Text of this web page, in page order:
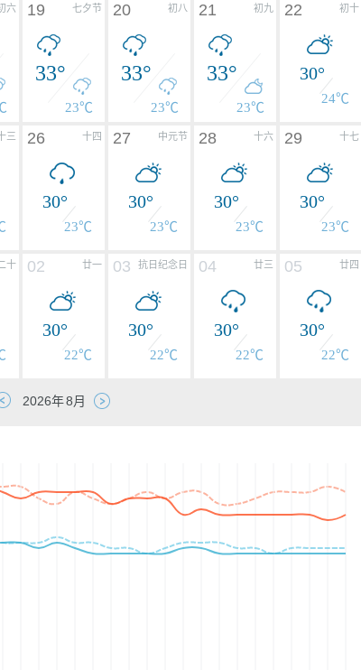
六 七夕节
19
33°
23℃
初八
20
33°
23℃
初九
21
33°
23℃
初十
22
30°
24℃
三 十四
26
30°
23℃
中元节
27
30°
23℃
十六
28
30°
23℃
十七
29
30°
23℃
十 廿一
02
30°
22℃
抗日纪念日
03
30°
22℃
廿三
04
30°
22℃
廿四
05
30°
22℃